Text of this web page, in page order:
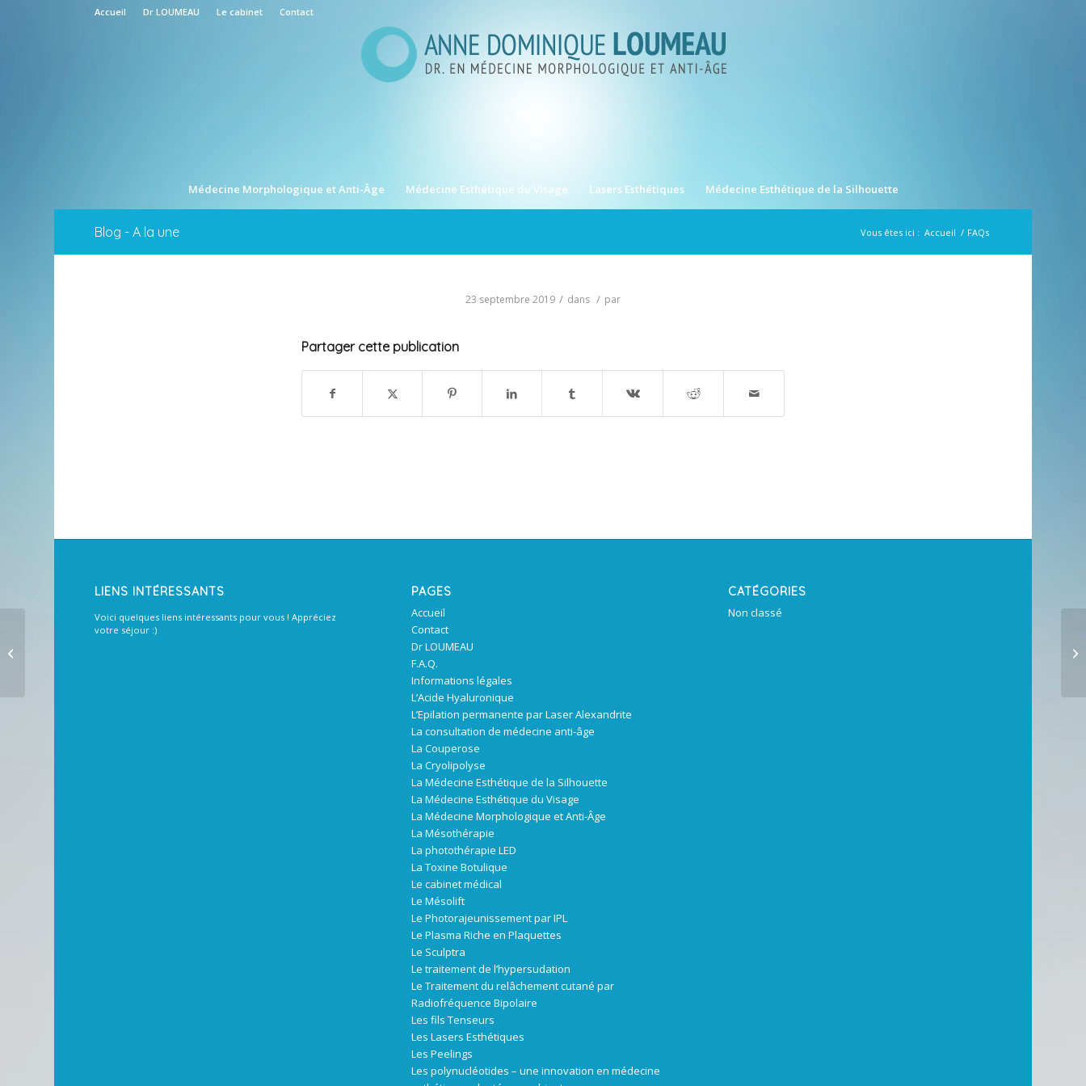
Accueil Dr LOUMEAU Le cabinet Contact
Médecine Morphologique et Anti-Âge Médecine Esthétique du Visage Lasers Esthétiques Médecine Esthétique de la Silhouette
Blog - A la une Vous êtes ici : Accueil / FAQs
23 septembre 2019 / dans / par
Partager cette publication
LIENS INTÉRESSANTS
Voici quelques liens intéressants pour vous ! Appréciez
votre séjour :)
PAGES
Accueil
Contact
Dr LOUMEAU
F.A.Q.
Informations légales
L’Acide Hyaluronique
L’Epilation permanente par Laser Alexandrite
La consultation de médecine anti-âge
La Couperose
La Cryolipolyse
La Médecine Esthétique de la Silhouette
La Médecine Esthétique du Visage
La Médecine Morphologique et Anti-Âge
La Mésothérapie
La photothérapie LED
La Toxine Botulique
Le cabinet médical
Le Mésolift
Le Photorajeunissement par IPL
Le Plasma Riche en Plaquettes
Le Sculptra
Le traitement de l’hypersudation
Le Traitement du relâchement cutané par
Radiofréquence Bipolaire
Les fils Tenseurs
Les Lasers Esthétiques
Les Peelings
Les polynucléotides – une innovation en médecine
CATÉGORIES
Non classé